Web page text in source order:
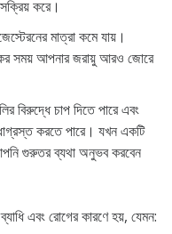
করে।
মাত্রা কমে যায়।
সময় আপনার জরায়ু আরও জোরে
বিরুদ্ধে চাপ দিতে পারে এবং
করতে পারে। যখন একটি
গুরুতর ব্যথা অনুভব করবেন
ব্যাধি এবং রোগের কারণে হয়, যেমন: